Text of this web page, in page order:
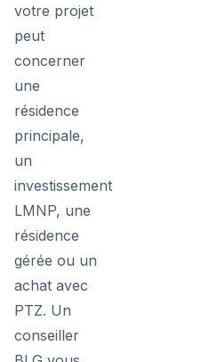
votre projet
peut
concerner
une
résidence
principale,
un
investissement
LMNP, une
résidence
gérée ou un
achat avec
PTZ. Un
conseiller